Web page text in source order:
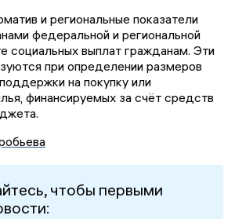
и региональные показатели
федеральной и региональной
социальных выплат гражданам. Эти
при определении размеров
на покупку или
финансируемых за счёт средств
чтобы первыми